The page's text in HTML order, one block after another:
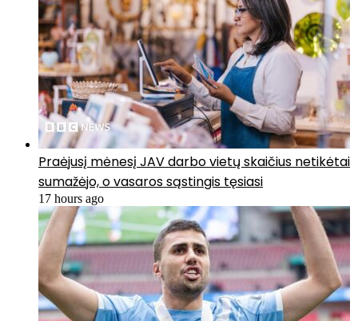
Praėjusį mėnesį JAV darbo vietų skaičius netikėtai
sumažėjo, o vasaros sąstingis tęsiasi
17 hours ago